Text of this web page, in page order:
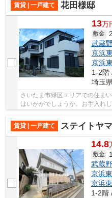
賃貸 | 一戸建て
花田様邸
13万
敷金
武蔵
京浜
京浜
1-2階
埼玉
さいたま市緑区エリアでの住ま
はいかがでしょうか。お手入れ
賃貸 | 一戸建て
ステイトヤ
14.8
敷金
武蔵
京浜
京浜
1-2階